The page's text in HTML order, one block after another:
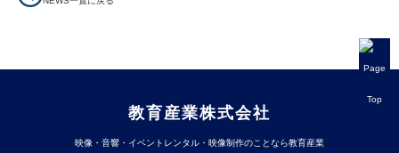
教育産業株式会社
映像・音響・イベントレンタル・映像制作のことなら教育産業